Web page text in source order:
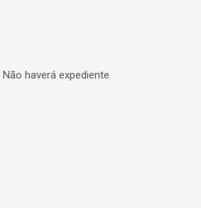
Não haverá expediente